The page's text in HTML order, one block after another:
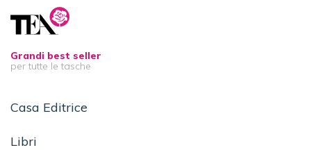
Grandi best seller
per tutte le tasche
Casa Editrice
Libri